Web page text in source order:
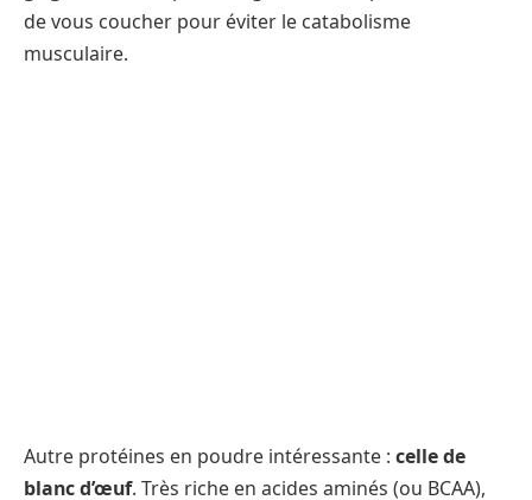
de vous coucher pour éviter le catabolisme
musculaire.
Autre protéines en poudre intéressante : celle de
blanc d’œuf. Très riche en acides aminés (ou BCAA),